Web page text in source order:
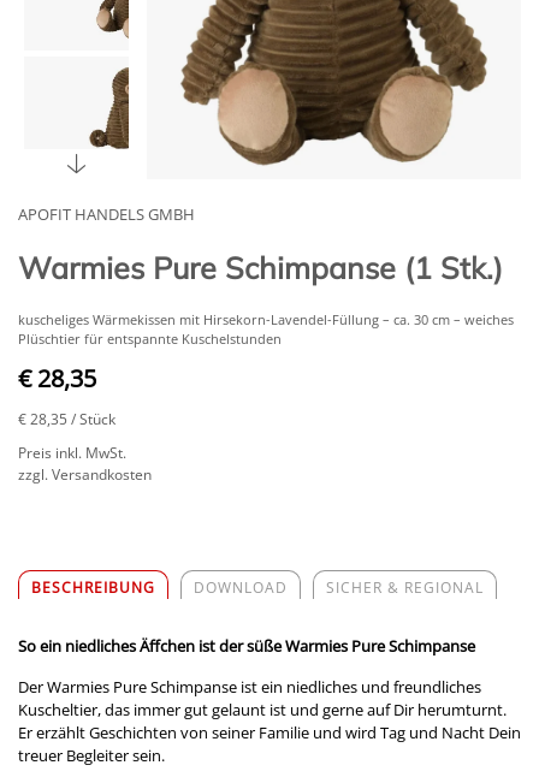
APOFIT HANDELS GMBH
Warmies Pure Schimpanse (1 Stk.)
kuscheliges Wärmekissen mit Hirsekorn-Lavendel-Füllung – ca. 30 cm – weiches
Plüschtier für entspannte Kuschelstunden
€ 28,35
€ 28,35 / Stück
Preis inkl. MwSt.
zzgl. Versandkosten
BESCHREIBUNG DOWNLOAD SICHER & REGIONAL
So ein niedliches Äffchen ist der süße Warmies Pure Schimpanse
Der Warmies Pure Schimpanse ist ein niedliches und freundliches
Kuscheltier, das immer gut gelaunt ist und gerne auf Dir herumturnt.
Er erzählt Geschichten von seiner Familie und wird Tag und Nacht Dein
treuer Begleiter sein.